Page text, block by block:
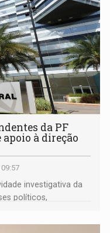
da PF
à direção
investigativa da
políticos,